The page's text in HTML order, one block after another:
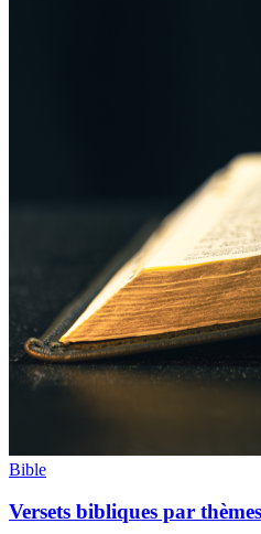
Bible
Versets bibliques par thèmes